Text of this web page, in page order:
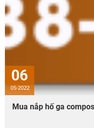
06
05-2022
Mua nắp hố ga